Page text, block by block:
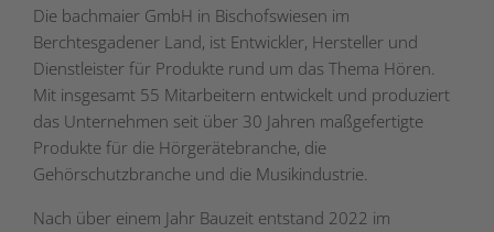
Die bachmaier GmbH in Bischofswiesen im
Berchtesgadener Land, ist Entwickler, Hersteller und
Dienstleister für Produkte rund um das Thema Hören.
Mit insgesamt 55 Mitarbeitern entwickelt und produziert
das Unternehmen seit über 30 Jahren maßgefertigte
Produkte für die Hörgerätebranche, die
Gehörschutzbranche und die Musikindustrie.
Nach über einem Jahr Bauzeit entstand 2022 im